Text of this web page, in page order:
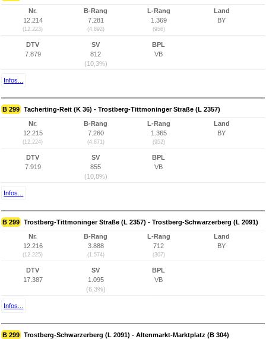
Nr.
12.214
(12.223)
B-Rang
7.281
(4.892)
L-Rang
1.369
(956)
Land
BY
DTV
7.879
SV
812
(10,3%)
BPL
VB
Infos...
B 299 Tacherting-Reit (K 36) - Trostberg-Tittmoninger Straße (L 2357)
Nr.
12.215
(12.224)
B-Rang
7.260
(4.871)
L-Rang
1.365
(952)
Land
BY
DTV
7.919
SV
855
(10,8%)
BPL
VB
Infos...
B 299 Trostberg-Tittmoninger Straße (L 2357) - Trostberg-Schwarzerberg (L 2091)
Nr.
12.216
(12.225)
B-Rang
3.888
(1.574)
L-Rang
712
(307)
Land
BY
DTV
17.387
SV
1.095
(6,3%)
BPL
VB
Infos...
B 299 Trostberg-Schwarzerberg (L 2091) - Altenmarkt-Marktplatz (B 304)